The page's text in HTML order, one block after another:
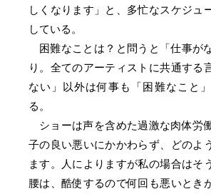
しくなります」と、多忙なスケジュ
している。
困難なことは？と問うと「仕事が
り。全てのアーティストに共通する
ない」以外は何事も「困難なこと
る。
ショーは声を含めた過激な肉体労
子の良い悪いにかかわらず、どのよ
ます。人によりますが私の場合はそ
腰は、酷使するので何回も悪いとき